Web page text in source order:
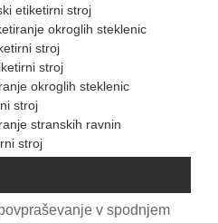
etiketirni stroj
okroglih steklenic
stroj
stroj
okroglih steklenic
stroj
stranskih ravnin
stroj
v spodnjem